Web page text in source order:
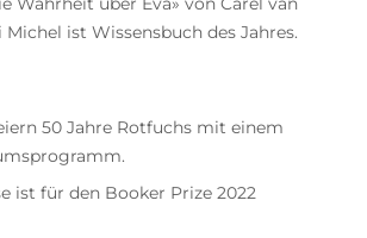
Michel ist Wissensbuch des Jahres.
50 Jahre Rotfuchs mit einem
ist für den Booker Prize 2022